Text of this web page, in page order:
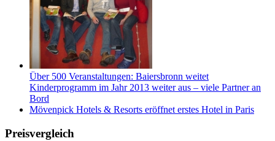
Über 500 Veranstaltungen: Baiersbronn weitet
Kinderprogramm im Jahr 2013 weiter aus – viele Partner an
Bord
Mövenpick Hotels & Resorts eröffnet erstes Hotel in Paris
Preisvergleich